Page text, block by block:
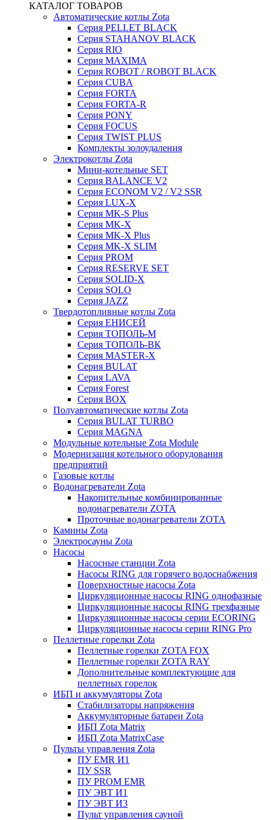
КАТАЛОГ ТОВАРОВ
Автоматические котлы Zota
Серия PELLET BLACK
Серия STAHANOV BLACK
Серия RIO
Серия MAXIMA
Серия ROBOT / ROBOT BLACK
Серия CUBA
Серия FORTA
Серия FORTA-R
Серия PONY
Серия FOCUS
Серия TWIST PLUS
Комплекты золоудаления
Электрокотлы Zota
Мини-котельные SET
Серия BALANCE V2
Серия ECONOM V2 / V2 SSR
Серия LUX-X
Серия MK-S Plus
Серия MK-X
Серия MK-X Plus
Серия MK-X SLIM
Серия PROM
Серия RESERVE SET
Серия SOLID-X
Серия SOLO
Серия JAZZ
Твердотопливные котлы Zota
Серия ЕНИСЕЙ
Серия ТОПОЛЬ-М
Серия ТОПОЛЬ-ВК
Серия MASTER-X
Серия BULAT
Серия LAVA
Серия Forest
Серия BOX
Полуавтоматические котлы Zota
Серия BULAT TURBO
Серия MAGNA
Модульные котельные Zota Module
Модернизация котельного оборудования
предприятий
Газовые котлы
Водонагреватели Zota
Накопительные комбинированные
водонагреватели ZOTA
Проточные водонагреватели ZOTA
Камины Zota
Электросауны Zota
Насосы
Насосные станции Zota
Насосы RING для горячего водоснабжения
Поверхностные насосы Zota
Циркуляционные насосы RING однофазные
Циркуляционные насосы RING трехфазные
Циркуляционные насосы серии ECORING
Циркуляционные насосы серии RING Pro
Пеллетные горелки Zota
Пеллетные горелки ZOTA FOX
Пеллетные горелки ZOTA RAY
Дополнительные комплектующие для
пеллетных горелок
ИБП и аккумуляторы Zota
Стабилизаторы напряжения
Аккумуляторные батареи Zota
ИБП Zota Matrix
ИБП Zota MatrixCase
Пульты управления Zota
ПУ EMR И1
ПУ SSR
ПУ PROM EMR
ПУ ЭВТ И1
ПУ ЭВТ И3
Пульт управления сауной